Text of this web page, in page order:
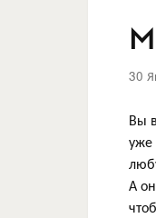
30
Вы
уже
А